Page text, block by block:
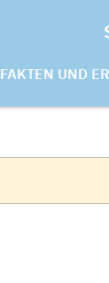
FAKTEN UND